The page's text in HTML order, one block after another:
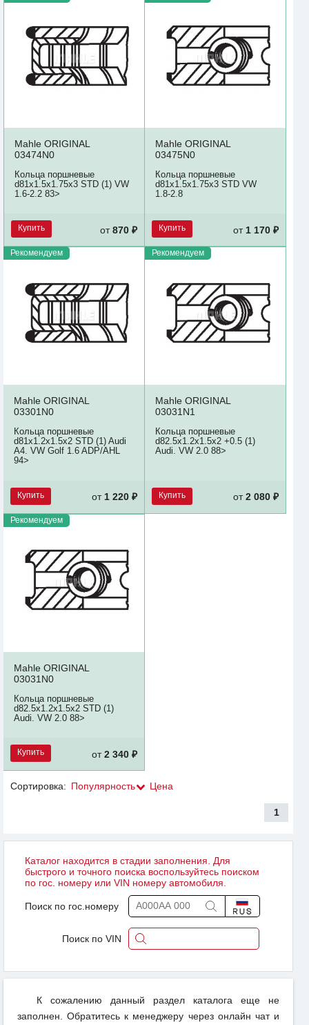
Mahle ORIGINAL
03474N0
Кольца поршневые
d81x1.5x1.75x3 STD (1) VW
1.6-2.2 83>
Купить от870 ₽
Mahle ORIGINAL
03475N0
Кольца поршневые
d81x1.5x1.75x3 STD VW
1.8-2.8
Купить от 1 170 ₽
Рекомендуем
Mahle ORIGINAL
03301N0
Кольца поршневые
d81x1.2x1.5x2 STD (1) Audi
A4. VW Golf 1.6 ADP/AHL
94>
Купить от1 220 ₽
Рекомендуем
Mahle ORIGINAL
03031N1
Кольца поршневые
d82.5x1.2x1.5x2 +0.5 (1)
Audi. VW 2.0 88>
Купить от2 080 ₽
Рекомендуем
Mahle ORIGINAL
03031N0
Кольца поршневые
d82.5x1.2x1.5x2 STD (1)
Audi. VW 2.0 88>
Купить от2 340 ₽
Сортировка: Популярность Цена
1
Каталог находится в стадии заполнения. Для
быстрого и точного поиска воспользуйтесь поиском
по гос. номеру или VIN номеру автомобиля.
Поиск по гос.номеру
Поиск по VIN
К сожалению данный раздел каталога еще не
заполнен. Обратитесь к менеджеру через онлайн чат и